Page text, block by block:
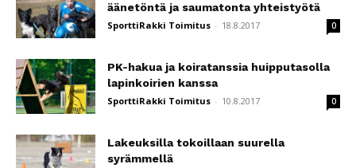
äänetöntä ja saumatonta yhteistyötä
SporttiRakki Toimitus - 18.8.2017 0
PK-hakua ja koiratanssia huipputasolla
lapinkoirien kanssa
SporttiRakki Toimitus - 10.8.2017 0
Lakeuksilla tokoillaan suurella
syrämmellä